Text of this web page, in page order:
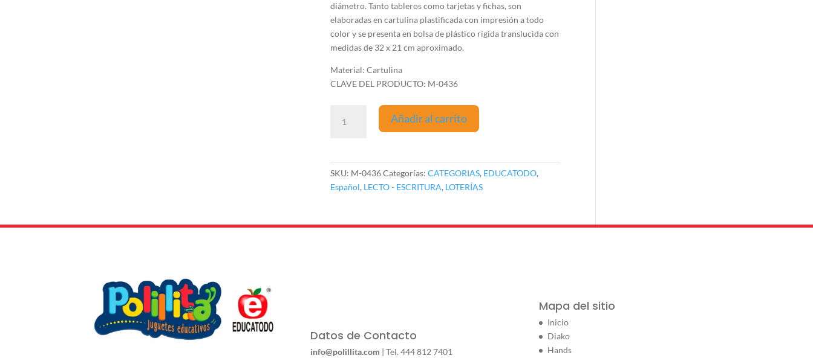
diámetro. Tanto tableros como tarjetas y fichas, son
elaboradas en cartulina plastificada con impresión a todo
color y se presenta en bolsa de plástico rígida translucida con
medidas de 32 x 21 cm aproximado.
Material: Cartulina
CLAVE DEL PRODUCTO: M-0436
ABC
cantidad
Añadir al carrito
SKU: M-0436Categorías:CATEGORIAS, EDUCATODO,
Español, LECTO - ESCRITURA, LOTERÍAS
Datos de Contacto
info@polillita.com | Tel. 444 812 7401
Mapa del sitio
Inicio
Diako
Hands